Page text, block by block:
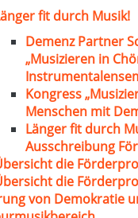
fit durch Musik!
Demenz Partner
„Musizieren in
Kongress
Menschen mit
Länger fit durch
Ausschreibung
die
die
von Demokratie